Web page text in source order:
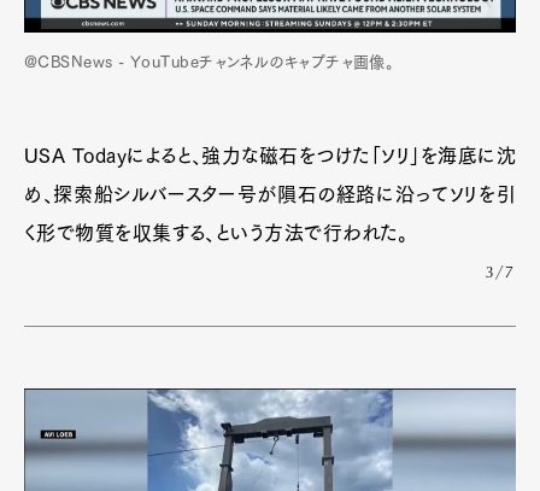
@CBSNews - YouTubeチャンネルのキャプチャ画像。
USA Todayによると、強力な磁石をつけた「ソリ」を海底に沈
め、探索船シルバースター号が隕石の経路に沿ってソリを引
く形で物質を収集する、という方法で行われた。
3/7